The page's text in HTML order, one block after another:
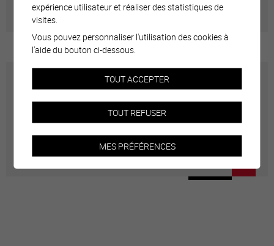
Carte interactive
Géolocalisation de tous les points d'intérêt de la Ville
de Sierre.
expérience utilisateur et réaliser des statistiques de
visites.
Vous pouvez personnaliser l'utilisation des cookies à
l'aide du bouton ci-dessous.
TOUT ACCEPTER
TOUT REFUSER
MES PRÉFÉRENCES